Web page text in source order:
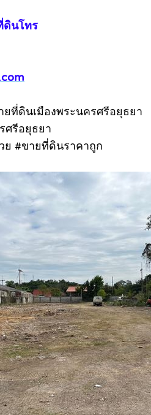
ดินโทร
ที่ดินเมืองพระนครศรีอยุธยา
ศรีอยุธยา
ย #ขายที่ดินราคาถูก